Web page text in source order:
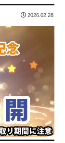
2026.02.28